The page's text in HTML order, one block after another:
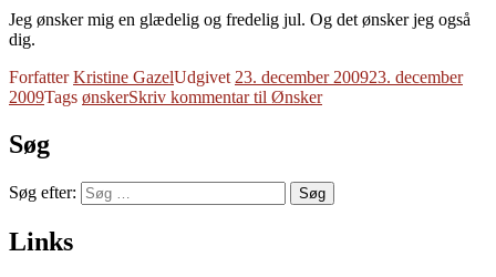
Jeg ønsker mig en glædelig og fredelig jul. Og det ønsker jeg også
dig.
ForfatterKristine GazelUdgivet 23. december 200923. december
2009Tags ønskerSkriv kommentartil Ønsker
Søg
Søg efter: Søg
Links